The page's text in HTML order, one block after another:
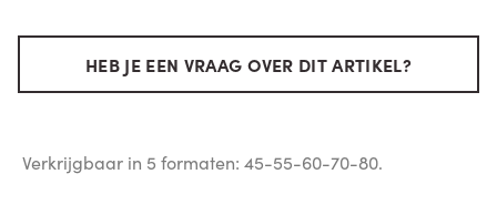
HEB JE EEN VRAAG OVER DIT ARTIKEL?
Verkrijgbaar in 5 formaten: 45-55-60-70-80.